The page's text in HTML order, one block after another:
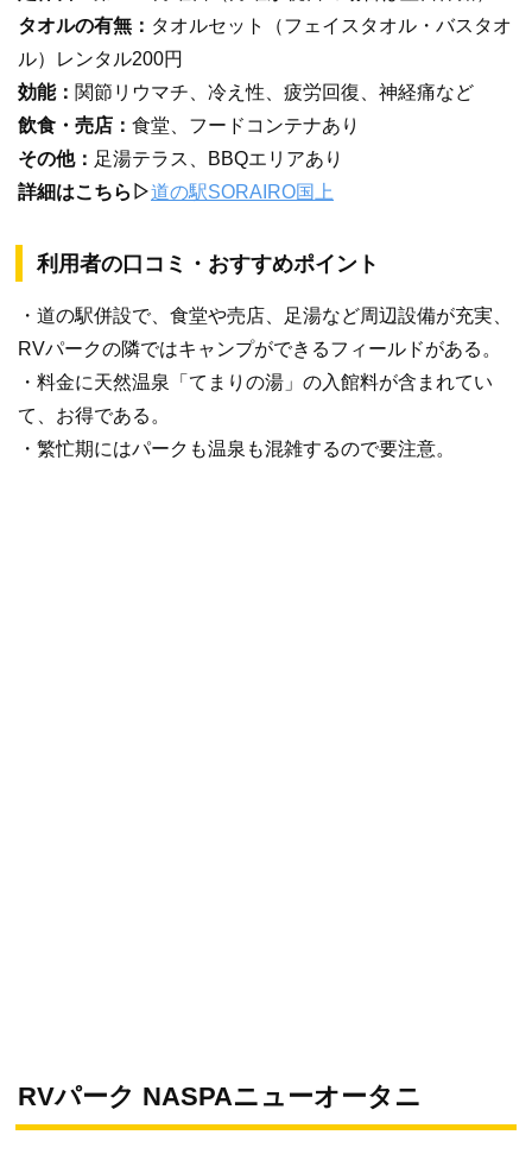
タオルの有無： タオルセット（フェイスタオル・バスタオ
ル）レンタル200円
効能： 関節リウマチ、冷え性、疲労回復、神経痛など
飲食・売店： 食堂、フードコンテナあり
その他： 足湯テラス、BBQエリアあり
詳細はこちら▷道の駅SORAIRO国上
利用者の口コミ・おすすめポイント
・道の駅併設で、食堂や売店、足湯など周辺設備が充実、
RVパークの隣ではキャンプができるフィールドがある。
・料金に天然温泉「てまりの湯」の入館料が含まれてい
て、お得である。
・繁忙期にはパークも温泉も混雑するので要注意。
RVパーク NASPAニューオータニ